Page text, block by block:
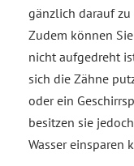
gänzlich darauf zu
Zudem können
nicht aufgedreht
sich die Zähne
oder ein
besitzen sie jedoch
Wasser einsparen